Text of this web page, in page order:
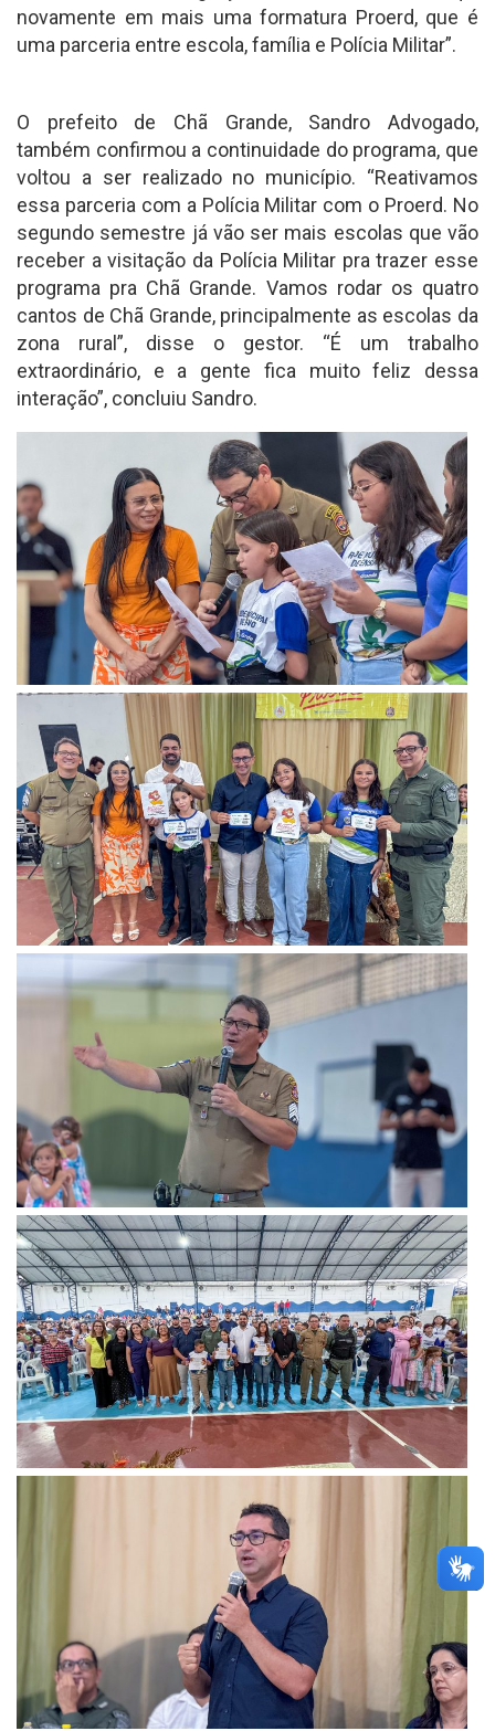
novamente em mais uma formatura Proerd, que é
uma parceria entre escola, família e Polícia Militar”.
O prefeito de Chã Grande, Sandro Advogado,
também confirmou a continuidade do programa, que
voltou a ser realizado no município. “Reativamos
essa parceria com a Polícia Militar com o Proerd. No
segundo semestre já vão ser mais escolas que vão
receber a visitação da Polícia Militar pra trazer esse
programa pra Chã Grande. Vamos rodar os quatro
cantos de Chã Grande, principalmente as escolas da
zona rural”, disse o gestor. “É um trabalho
extraordinário, e a gente fica muito feliz dessa
interação”, concluiu Sandro.